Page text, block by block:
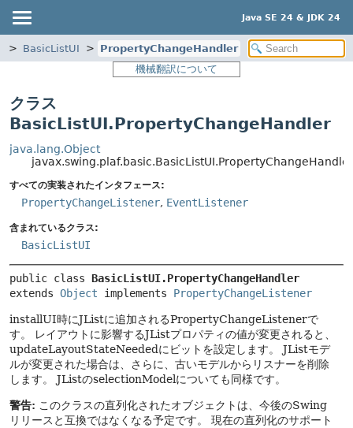
Java SE 24 & JDK 24
BasicListUI
PropertyChangeHandler
機械翻訳について
クラス
BasicListUI.PropertyChangeHandler
java.lang.Object
javax.swing.plaf.basic.BasicListUI.PropertyChangeHandler
すべての実装されたインタフェース:
PropertyChangeListener, EventListener
含まれているクラス:
BasicListUI
public class BasicListUI.PropertyChangeHandler
extends Object implements PropertyChangeListener
installUI時にJListに追加されるPropertyChangeListenerで
す。
レイアウトに影響するJListプロパティの値が変更されると、
updateLayoutStateNeededにビットを設定します。
JListモデ
ルが変更された場合は、さらに、古いモデルからリスナーを削除
します。
JListのselectionModelについても同様です。
警告: このクラスの直列化されたオブジェクトは、今後のSwing
リリースと互換ではなくなる予定です。
現在の直列化のサポート